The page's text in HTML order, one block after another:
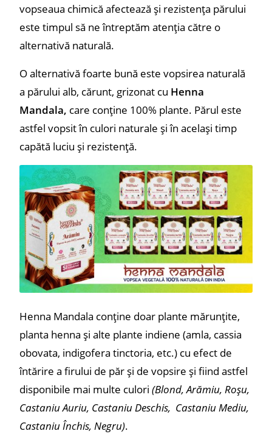
vopseaua chimică afectează și rezistența părului
este timpul să ne întreptăm atenția către o
alternativă naturală.
O alternativă foarte bună este vopsirea naturală
a părului alb, cărunt, grizonat cu Henna
Mandala, care conține 100% plante. Părul este
astfel vopsit în culori naturale și în același timp
capătă luciu și rezistență.
Henna Mandala conține doar plante mărunțite,
planta henna și alte plante indiene (amla, cassia
obovata, indigofera tinctoria, etc.) cu efect de
întărire a firului de păr și de vopsire și fiind astfel
disponibile mai multe culori (Blond, Arămiu, Roșu,
Castaniu Auriu, Castaniu Deschis, Castaniu Mediu,
Castaniu Închis, Negru).